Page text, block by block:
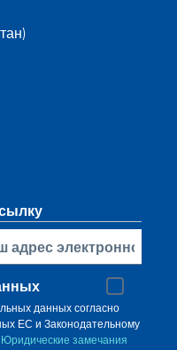
данных согласно
ЕС и Законодательному
Юридические замечания